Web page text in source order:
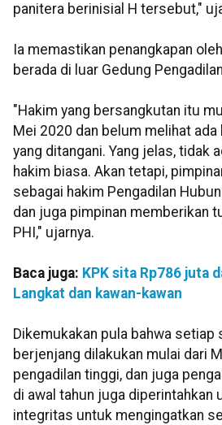
panitera berinisial H tersebut,"
Ia memastikan penangkapan
berada di luar Gedung
"Hakim yang bersangkutan itu
Mei 2020 dan belum melihat
yang ditangani. Yang jelas, tidak
hakim biasa. Akan tetapi,
sebagai hakim Pengadilan
dan juga pimpinan memberikan
PHI," ujarnya.
Baca juga: KPK sita Rp786 juta
Langkat dan kawan-kawan
Dikemukakan pula bahwa setiap
berjenjang dilakukan mulai dari
pengadilan tinggi, dan juga
di awal tahun juga diperintahkan
integritas untuk mengingatkan